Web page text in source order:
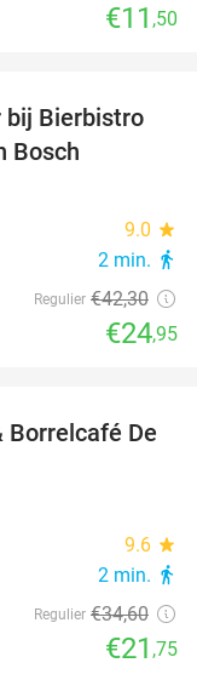
€11 ,50
41%
bij Bierbistro
Bosch
9.0 star
2 min. directions_walk
Regulier €42,30
€24,95
37%
Borrelcafé De
9.6 star
2 min. directions_walk
Regulier €34,60
€21 ,75